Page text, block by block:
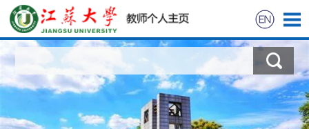
科学研究